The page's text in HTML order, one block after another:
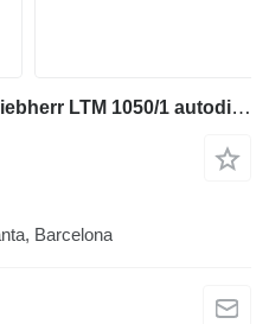
Zastavica za blatobran za Liebherr LTM 1050/1 autodizalice
Barcelona